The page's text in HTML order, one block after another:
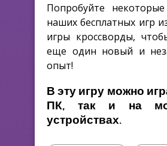
Попробуйте
наших бесплатных игр
игры кроссворды,
еще один новый и
опыт!
В эту игру можно
ПК, так и на
устройствах.